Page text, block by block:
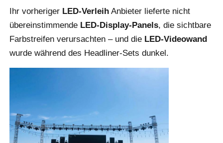
Schirm des Konzert-LED
Vermietung von LED-Bildschirmen
COB -LED -Videowand
SMD LED-Bildschirm
Ihr vorheriger LED-Verleih Anbieter lieferte nicht
übereinstimmende LED-Display-Panels, die sichtbare
Farbstreifen verursachten – und die LED-Videowand
wurde während des Headliner-Sets dunkel.